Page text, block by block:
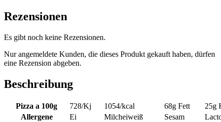
Rezensionen
Es gibt noch keine Rezensionen.
Nur angemeldete Kunden, die dieses Produkt gekauft haben, dürfen
eine Rezension abgeben.
Beschreibung
Pizza a 100g 728/Kj 1054/kcal 68g Fett 25g
Allergene
Ei Milcheiweiß Sesam